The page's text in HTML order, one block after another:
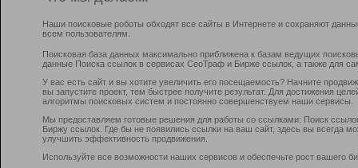
Наши поисковые роботы обходят все сайты в Интернете и сохраняют
всем пользователям.
Поисковая база данных максимально приближена к базам ведущих
данные Поиска ссылок в сервисах СеоТраф и Бирже ссылок, а также для
У вас есть сайт и вы хотите увеличить его посещаемость? Начните
вы запустите проект, тем быстрее получите результат. Для достижения
алгоритмы поисковых систем и постоянно совершенствуем наши сервисы.
Мы предоставляем готовые решения для работы со ссылками: Поиск
Биржу ссылок. Где бы не появились ссылки на ваш сайт, здесь вы всегда
улучшить эффективность продвижения.
Используйте все возможности наших сервисов и обеспечьте рост вашего